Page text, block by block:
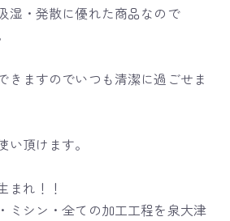
・発散に優れた商品なので
ますのでいつも清潔に過ごせま
頂けます。
れ！！
ミシン・全ての加工工程を泉大津